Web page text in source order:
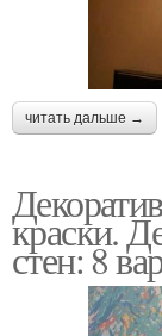
читать дальше →
краски.
стен: 8